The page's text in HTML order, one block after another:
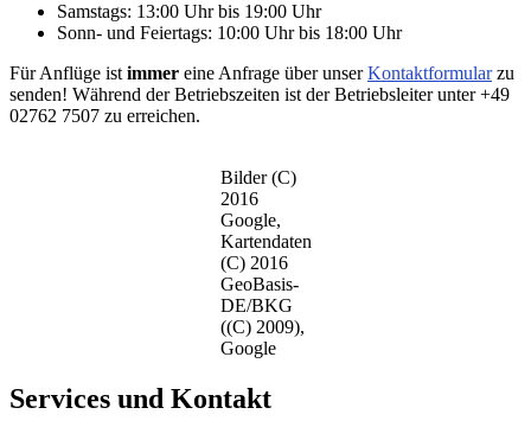
Samstags: 13:00 Uhr bis 19:00 Uhr
Sonn- und Feiertags: 10:00 Uhr bis 18:00 Uhr
Für Anflüge ist immer eine Anfrage über unserKontaktformularzu
senden! Während der Betriebszeiten ist der Betriebsleiter unter +49
02762 7507 zu erreichen.
Bilder (C)
2016
Google,
Kartendaten
(C) 2016
GeoBasis-
DE/BKG
((C) 2009),
Google
Services und Kontakt